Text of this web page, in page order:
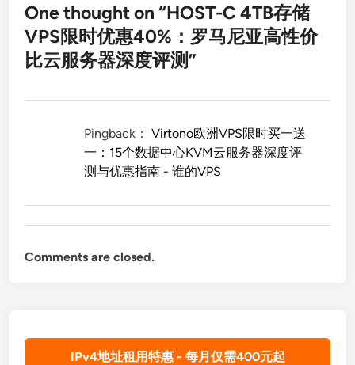
One thought on “HOST-C 4TB存储
VPS限时优惠40%：罗马尼亚高性价
比云服务器深度评测”
Pingback：Virtono欧洲VPS限时买一送
一：15个数据中心KVM云服务器深度评
测与优惠指南 - 谁的VPS
Comments are closed.
IPv4地址租用特惠 - 每月仅需400元起